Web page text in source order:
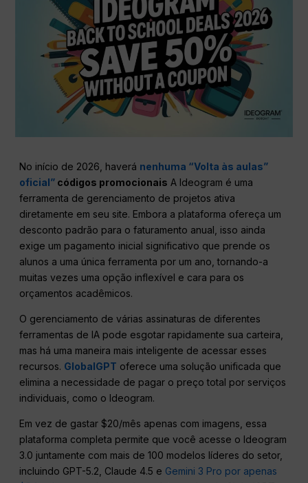
No início de 2026, haverá nenhuma “Volta às aulas”
oficial” códigos promocionais A Ideogram é uma
ferramenta de gerenciamento de projetos ativa
diretamente em seu site. Embora a plataforma ofereça um
desconto padrão para o faturamento anual, isso ainda
exige um pagamento inicial significativo que prende os
alunos a uma única ferramenta por um ano, tornando-a
muitas vezes uma opção inflexível e cara para os
orçamentos acadêmicos.
O gerenciamento de várias assinaturas de diferentes
ferramentas de IA pode esgotar rapidamente sua carteira,
mas há uma maneira mais inteligente de acessar esses
recursos. GlobalGPT oferece uma solução unificada que
elimina a necessidade de pagar o preço total por serviços
individuais, como o Ideogram.
Em vez de gastar $20/mês apenas com imagens, essa
plataforma completa permite que você acesse o Ideogram
3.0 juntamente com mais de 100 modelos líderes do setor,
incluindo GPT-5.2, Claude 4.5 e Gemini 3 Pro por apenas